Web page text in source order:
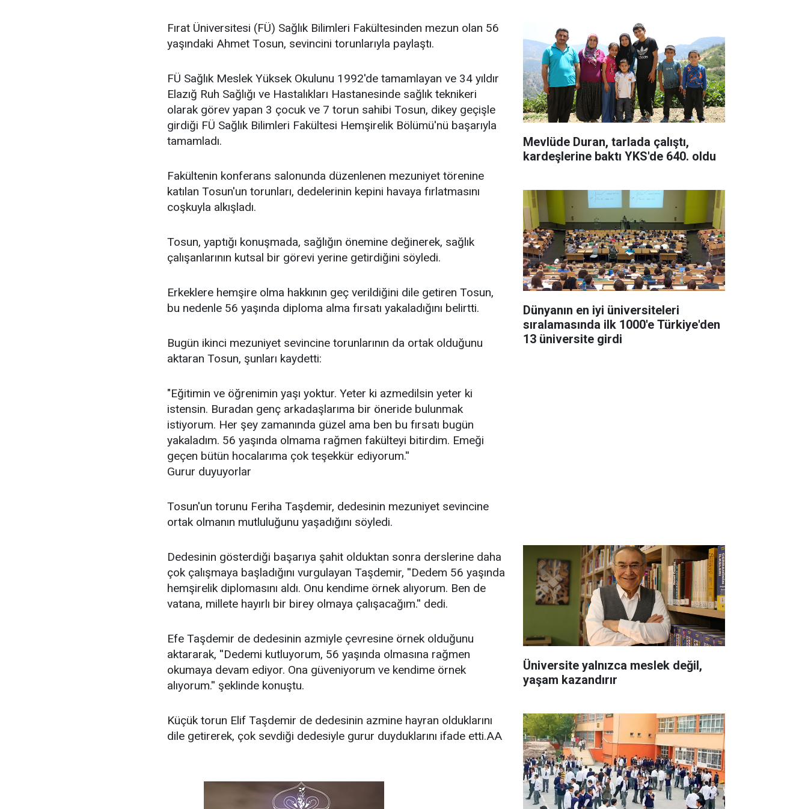
Fırat Üniversitesi (FÜ) Sağlık Bilimleri Fakültesinden mezun olan 56
yaşındaki Ahmet Tosun, sevincini torunlarıyla paylaştı.
FÜ Sağlık Meslek Yüksek Okulunu 1992'de tamamlayan ve 34 yıldır
Elazığ Ruh Sağlığı ve Hastalıkları Hastanesinde sağlık teknikeri
olarak görev yapan 3 çocuk ve 7 torun sahibi Tosun, dikey geçişle
girdiği FÜ Sağlık Bilimleri Fakültesi Hemşirelik Bölümü'nü başarıyla
tamamladı.
Fakültenin konferans salonunda düzenlenen mezuniyet törenine
katılan Tosun'un torunları, dedelerinin kepini havaya fırlatmasını
coşkuyla alkışladı.
Tosun, yaptığı konuşmada, sağlığın önemine değinerek, sağlık
çalışanlarının kutsal bir görevi yerine getirdiğini söyledi.
Erkeklere hemşire olma hakkının geç verildiğini dile getiren Tosun,
bu nedenle 56 yaşında diploma alma fırsatı yakaladığını belirtti.
Bugün ikinci mezuniyet sevincine torunlarının da ortak olduğunu
aktaran Tosun, şunları kaydetti:
"Eğitimin ve öğrenimin yaşı yoktur. Yeter ki azmedilsin yeter ki
istensin. Buradan genç arkadaşlarıma bir öneride bulunmak
istiyorum. Her şey zamanında güzel ama ben bu fırsatı bugün
yakaladım. 56 yaşında olmama rağmen fakülteyi bitirdim. Emeği
geçen bütün hocalarıma çok teşekkür ediyorum.''
Gurur duyuyorlar
Tosun'un torunu Feriha Taşdemir, dedesinin mezuniyet sevincine
ortak olmanın mutluluğunu yaşadığını söyledi.
Dedesinin gösterdiği başarıya şahit olduktan sonra derslerine daha
çok çalışmaya başladığını vurgulayan Taşdemir, ''Dedem 56 yaşında
hemşirelik diplomasını aldı. Onu kendime örnek alıyorum. Ben de
vatana, millete hayırlı bir birey olmaya çalışacağım.'' dedi.
Efe Taşdemir de dedesinin azmiyle çevresine örnek olduğunu
aktararak, ''Dedemi kutluyorum, 56 yaşında olmasına rağmen
okumaya devam ediyor. Ona güveniyorum ve kendime örnek
alıyorum.'' şeklinde konuştu.
Küçük torun Elif Taşdemir de dedesinin azmine hayran olduklarını
dile getirerek, çok sevdiği dedesiyle gurur duyduklarını ifade etti.AA
Mevlüde Duran, tarlada çalıştı,
kardeşlerine baktı YKS'de 640. oldu
Dünyanın en iyi üniversiteleri
sıralamasında ilk 1000'e Türkiye'den
13 üniversite girdi
Üniversite yalnızca meslek değil,
yaşam kazandırır